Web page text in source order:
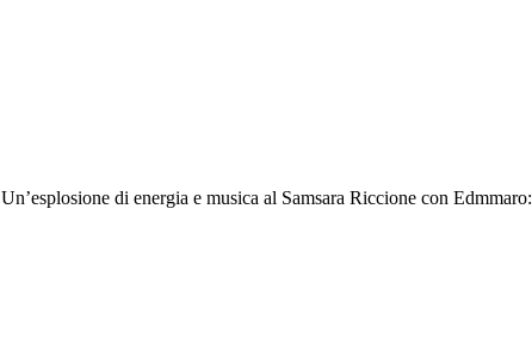
Un’esplosione di energia e musica al Samsara Riccione con Edmmaro: